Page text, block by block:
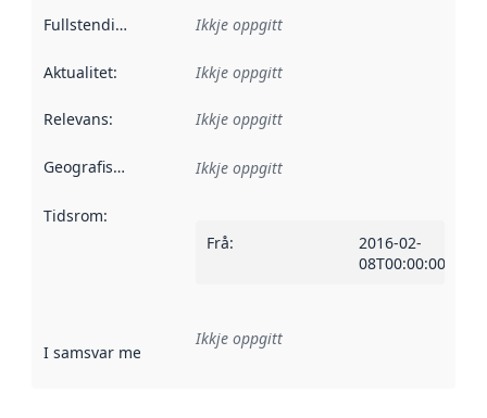
Fullstendigheit Ikkje oppgitt
Aktualitet: Ikkje oppgitt
Relevans: Ikkje oppgitt
Geografisk område Ikkje oppgitt
Tidsrom:
Frå:
2016-02-
08T00:00:00Z
I samsvar med Referanse til ei implementeringsregel eller
Ikkje oppgitt